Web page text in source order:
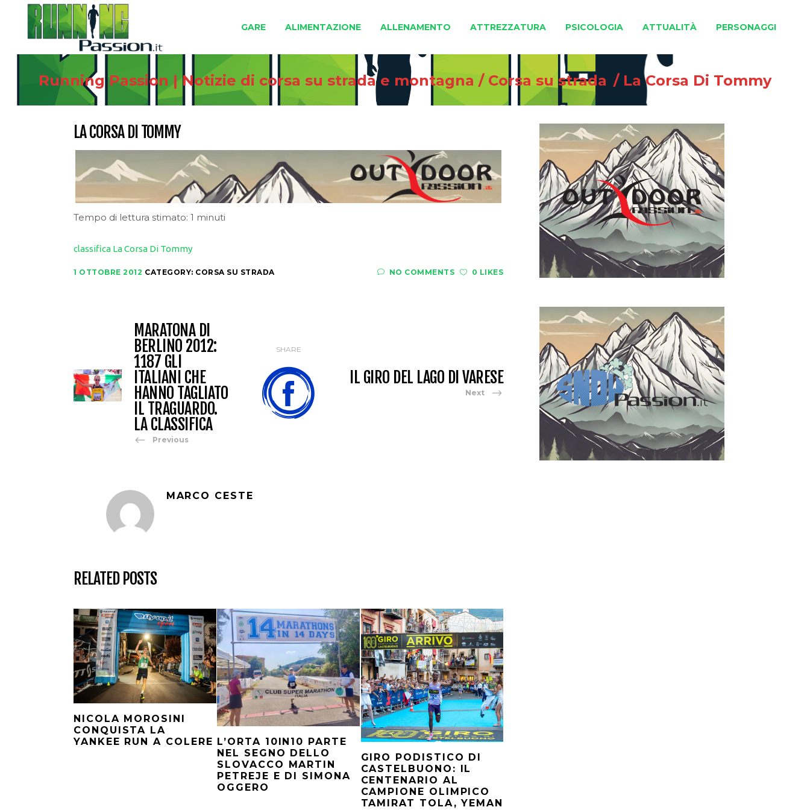
GARE ALIMENTAZIONE ALLENAMENTO ATTREZZATURA PSICOLOGIA ATTUALITÀ PERSONAGGI
Running Passion | Notizie di corsa su strada e montagna/Corsa su strada / La Corsa Di Tommy
LA CORSA DI TOMMY
Tempo di lettura stimato: 1 minuti
classifica La Corsa Di Tommy
1 OTTOBRE 2012 CATEGORY: CORSA SU STRADA NO COMMENTS 0 LIKES
MARATONA DI
BERLINO 2012:
1187 GLI
ITALIANI CHE
HANNO TAGLIATO
IL TRAGUARDO.
LA CLASSIFICA
Previous
SHARE
IL GIRO DEL LAGO DI VARESE
Next
MARCO CESTE
RELATED POSTS
NICOLA MOROSINI
CONQUISTA LA
YANKEE RUN A COLERE L’ORTA 10IN10 PARTE
NEL SEGNO DELLO
SLOVACCO MARTIN
PETREJE E DI SIMONA
OGGERO
GIRO PODISTICO DI
CASTELBUONO: IL
CENTENARIO AL
CAMPIONE OLIMPICO
TAMIRAT TOLA, YEMAN